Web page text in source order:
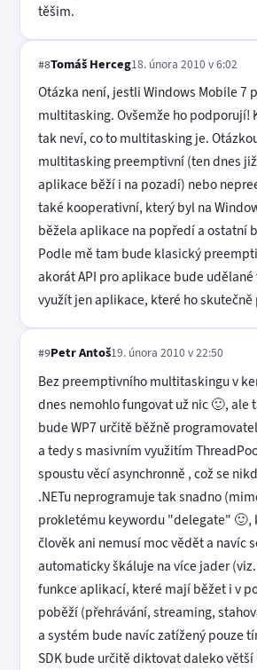
těšim.
#8Tomáš Herceg18. února 2010 v 6:02
Otázka není, jestli Windows Mobile 7
multitasking. Ovšemže ho podporují!
tak neví, co to multitasking je.
multitasking preemptivní (ten dnes
aplikace běží i na pozadí) nebo
také kooperativní, který byl na
běžela aplikace na popředí a ostatní
Podle mě tam bude klasický
akorát API pro aplikace bude
využít jen aplikace, které ho
#9Petr Antoš19. února 2010 v 22:50
Bez preemptivního multitaskingu v
dnes nemohlo fungovat už nic 🙂, ale
bude WP7 určitě běžně
a tedy s masivním využitím
spoustu věcí asynchronně , což se
.NETu neprogramuje tak snadno
prokletému keywordu "delegate" 🙂,
člověk ani nemusí moc vědět a navíc
automaticky škáluje na více jader
funkce aplikací, které mají běžet i v
poběží (přehrávání, streaming,
a systém bude navíc zatížený pouze
SDK bude určitě diktovat daleko